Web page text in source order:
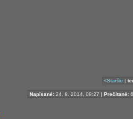
<Staršie |
Napísané: 24. 9. 2014, 09:27 | Prečítané: